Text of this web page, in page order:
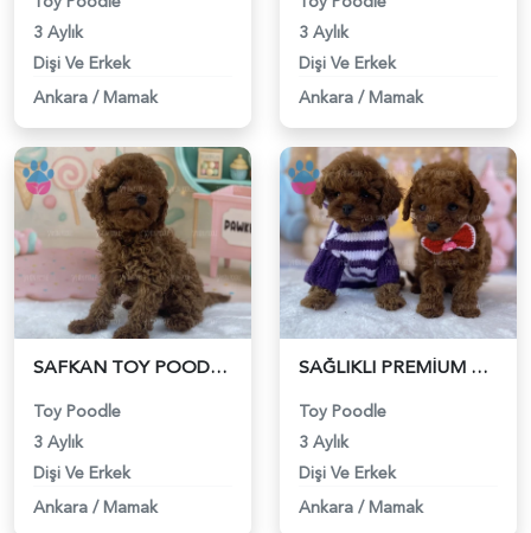
3 Aylık
Dişi Ve Erkek
Ankara /Mamak
3 Aylık
Dişi Ve Erkek
Ankara /Mamak
SAFKAN TOY POODLE YAVRU - 6205
Toy Poodle
3 Aylık
Dişi Ve Erkek
Ankara /Mamak
SAĞLIKLI PREMİUM TOY POODLE YAVRULAR - 6206
Toy Poodle
3 Aylık
Dişi Ve Erkek
Ankara /Mamak